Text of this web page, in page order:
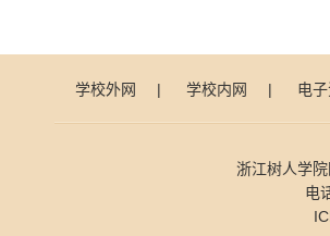
学校外网 | 学校内网 | 电
浙江树人学
电